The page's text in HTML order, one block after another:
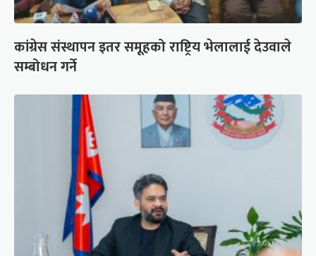
कांग्रेस संस्थापन इतर समूहको राष्ट्रिय भेलालाई देउवाले
सम्बोधन गर्ने